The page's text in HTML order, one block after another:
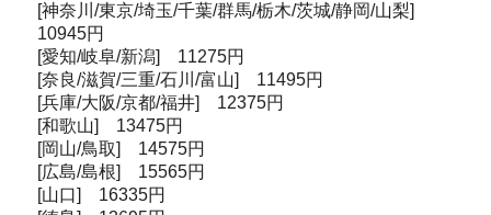
[神奈川/東京/埼玉/千葉/群馬/栃木/茨城/静岡/山梨]
10945円
[愛知/岐阜/新潟] 11275円
[奈良/滋賀/三重/石川/富山] 11495円
[兵庫/大阪/京都/福井] 12375円
[和歌山] 13475円
[岡山/鳥取] 14575円
[広島/島根] 15565円
[山口] 16335円